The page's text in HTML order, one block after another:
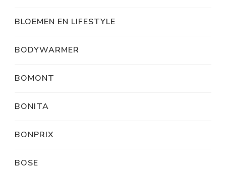
BLOEMEN EN LIFESTYLE
BODYWARMER
BOMONT
BONITA
BONPRIX
BOSE